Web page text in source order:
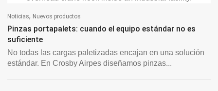
Noticias, Nuevos productos
Pinzas portapalets: cuando el equipo estándar no es
suficiente
No todas las cargas paletizadas encajan en una solución
estándar. En Crosby Airpes diseñamos pinzas...